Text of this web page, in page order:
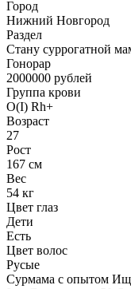
Город
Нижний Новгород
Раздел
Cтану суррогатной
Гонoрар
2000000 рублей
Группа крови
O(I) Rh+
Возраст
27
Рост
167 см
Вес
54 кг
Цвет глаз
Дети
Есть
Цвет волос
Русые
Сурмама с опытом